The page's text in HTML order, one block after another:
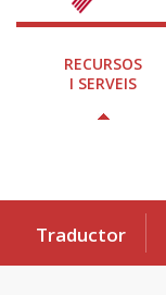
RECURSOS
I SERVEIS
Traductor